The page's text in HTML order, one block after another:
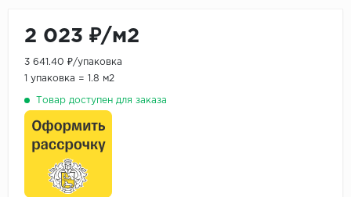
2 023 ₽/м2
3 641.40 ₽/упаковка
1 упаковка = 1.8 м2
Товар доступен для заказа